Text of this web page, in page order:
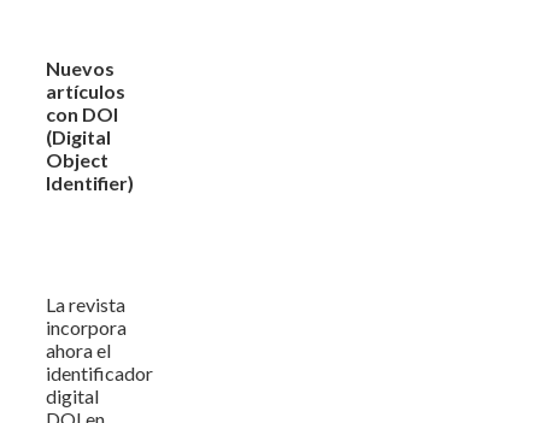
Nuevos
artículos
con DOI
(Digital
Object
Identifier)
La revista
incorpora
ahora el
identificador
digital